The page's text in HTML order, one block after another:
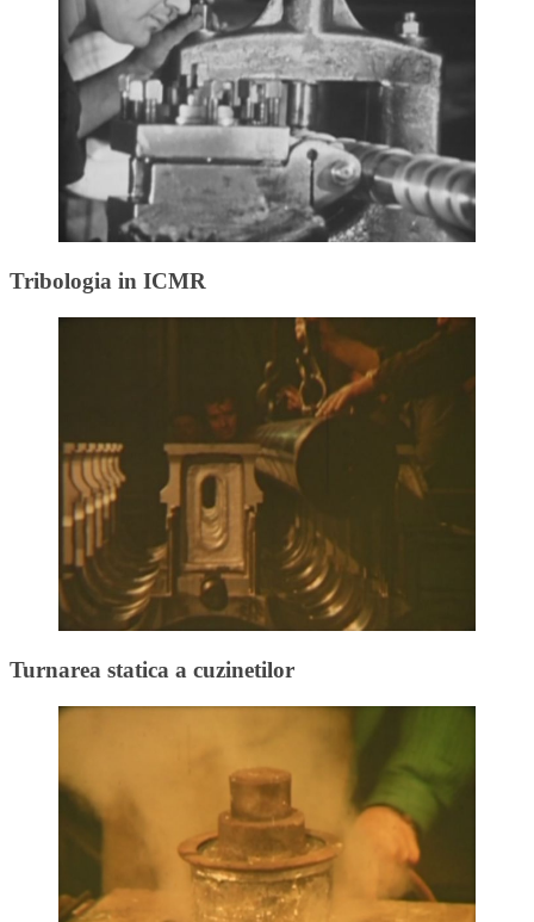
Tribologia in ICMR
Turnarea statica a cuzinetilor